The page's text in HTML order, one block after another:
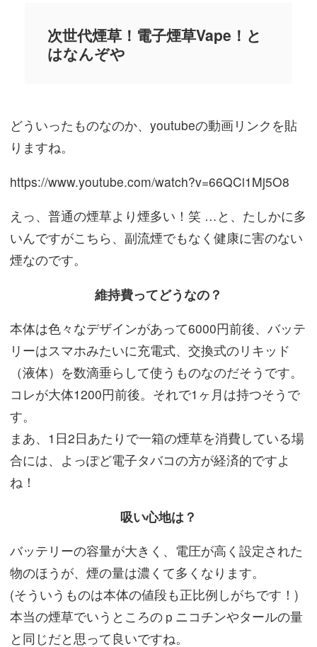
次世代煙草！電子煙草Vape！と
はなんぞや
どういったものなのか、youtubeの動画リンクを貼
りますね。
https://www.youtube.com/watch?v=66QCi1Mj5O8
えっ、普通の煙草より煙多い！笑 …と、たしかに多
いんですがこちら、副流煙でもなく健康に害のない
煙なのです。
維持費ってどうなの？
本体は色々なデザインがあって6000円前後、バッテ
リーはスマホみたいに充電式、交換式のリキッド
（液体）を数滴垂らして使うものなのだそうです。
コレが大体1200円前後。それで1ヶ月は持つそうで
す。
まあ、1日2日あたりで一箱の煙草を消費している場
合には、よっぽど電子タバコの方が経済的ですよ
ね！
吸い心地は？
バッテリーの容量が大きく、電圧が高く設定された
物のほうが、煙の量は濃くて多くなります。
(そういうものは本体の値段も正比例しがちです！)
本当の煙草でいうところのｐニコチンやタールの量
と同じだと思って良いですね。